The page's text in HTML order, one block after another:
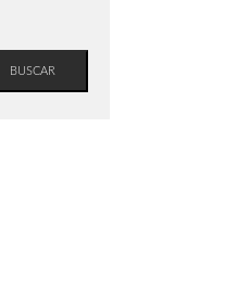
BUSCAR